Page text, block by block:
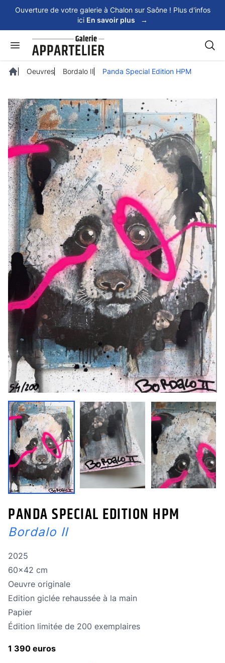
Ouverture de votre galerie à Chalon sur Saône ! Plus d'infos
ici En savoir plus →
Oeuvres Bordalo II Panda Special Edition HPM
PANDA SPECIAL EDITION HPM
Bordalo II
Année de réalisation
2025
Dimensions
60x42 cm
Oeuvre originale
Oeuvre originale
Technique
Edition giclée rehaussée à la main
Technique
Papier
édition limitée
Édition limitée de 200 exemplaires
1 390 euros
Panneau de gestion des cookies